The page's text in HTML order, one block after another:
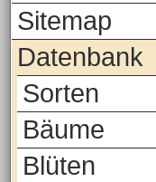
Sitemap
Datenbank
Sorten
Bäume
Blüten